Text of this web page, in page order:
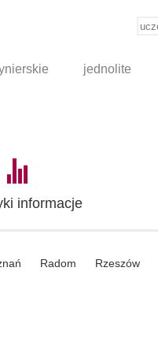
jednolite
informacje
Radom Rzeszów